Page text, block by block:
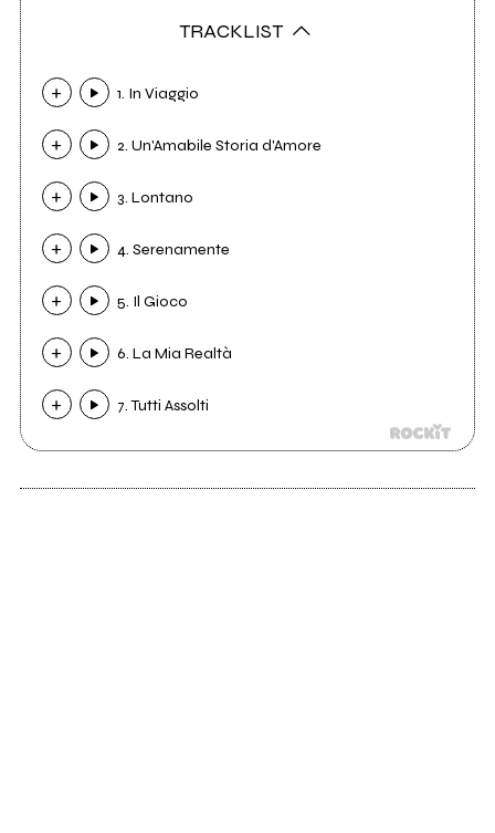
TRACKLIST
1. In Viaggio
2. Un'Amabile Storia d'Amore
3. Lontano
4. Serenamente
5. Il Gioco
6. La Mia Realtà
7. Tutti Assolti